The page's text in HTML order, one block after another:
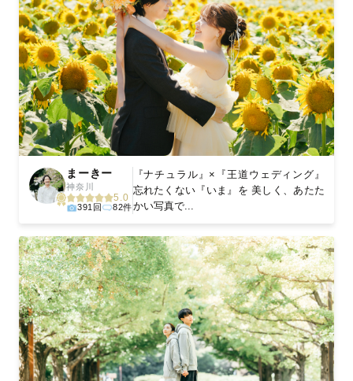
撮影後は、独自の編集技術で写真の明るさや色合いを丁寧に調
整。自然な雰囲気を残しつつも、おしゃれで洗練された仕上がり
に。きっと「こんな写真を撮ってほしかった！」と思える一枚に
出会えます。まずは、ラブグラフの撮影事例をご覧ください。
まーきー
神奈川
5.0
391回 82件
『ナチュラル』×『王道ウェディング』
忘れたくない『いま』を 美しく、あたた
かい写真で...